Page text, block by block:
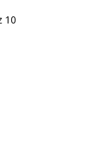
10